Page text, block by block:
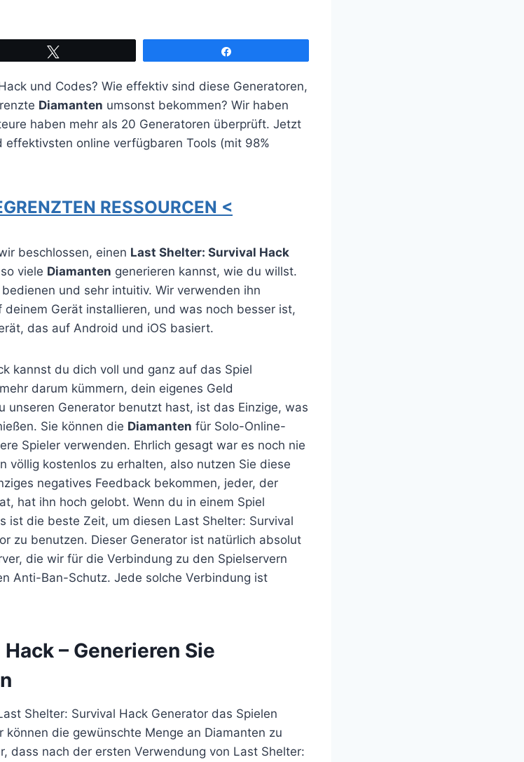
und Codes? Wie effektiv sind diese Generatoren,
Diamanten umsonst bekommen? Wir haben
haben mehr als 20 Generatoren überprüft. Jetzt
online verfügbaren Tools (mit 98%
RESSOURCEN <
beschlossen, einen Last Shelter: Survival Hack
viele Diamanten generieren kannst, wie du willst.
und sehr intuitiv. Wir verwenden ihn
Gerät installieren, und was noch besser ist,
das auf Android und iOS basiert.
kannst du dich voll und ganz auf das Spiel
darum kümmern, dein eigenes Geld
unseren Generator benutzt hast, ist das Einzige, was
Sie können die Diamanten für Solo-Online-
Spieler verwenden. Ehrlich gesagt war es noch nie
völlig kostenlos zu erhalten, also nutzen Sie diese
negatives Feedback bekommen, jeder, der
hat ihn hoch gelobt. Wenn du in einem Spiel
ist die beste Zeit, um diesen Last Shelter: Survival
zu benutzen. Dieser Generator ist natürlich absolut
die wir für die Verbindung zu den Spielservern
Anti-Ban-Schutz. Jede solche Verbindung ist
– Generieren Sie
Shelter: Survival Hack Generator das Spielen
können die gewünschte Menge an Diamanten zu
dass nach der ersten Verwendung von Last Shelter: